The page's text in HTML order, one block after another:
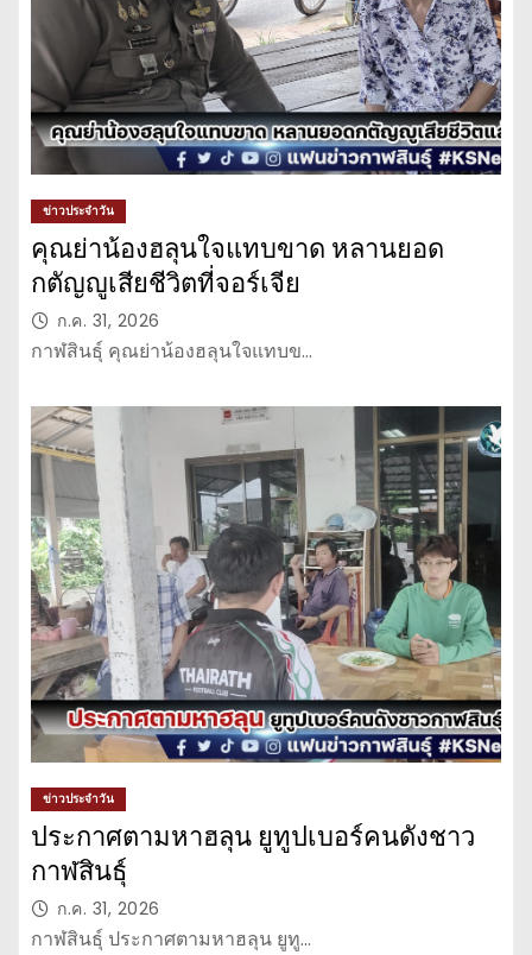
ข่าวประจำวัน
คุณย่าน้องฮลุนใจแทบขาด หลานยอด
กตัญญูเสียชีวิตที่จอร์เจีย
ก.ค. 31, 2026
กาฬสินธุ์ คุณย่าน้องฮลุนใจแทบข…
ข่าวประจำวัน
ประกาศตามหาฮลุน ยูทูปเบอร์คนดังชาว
กาฬสินธุ์
ก.ค. 31, 2026
กาฬสินธุ์ ประกาศตามหาฮลุน ยูทู…